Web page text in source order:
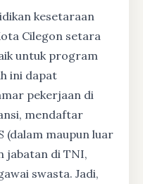
kesetaraan
Cilegon setara
untuk program
ini dapat
pekerjaan di
mendaftar
(dalam maupun luar
jabatan di TNI,
swasta. Jadi,